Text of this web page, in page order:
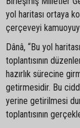
yol haritası ortaya
çerçeveyi
Dânâ, “Bu yol
toplantısının
hazırlık sürecine
getirmesidir. Bu
yerine getirilmesi
toplantısının